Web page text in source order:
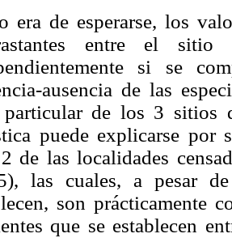
era de esperarse, los
entre el
si se
ausencia de las
particular de los 3
puede explicarse por
de las localidades
las cuales, a pesar
son prácticamente
que se establecen